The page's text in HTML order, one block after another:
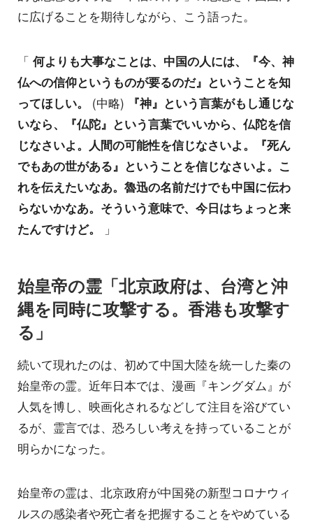
に広げることを期待しながら、こう語った。
「 何よりも大事なことは、中国の人には、『今、神
仏への信仰というものが要るのだ』ということを知
ってほしい。
(中略)
『神』という言葉がもし通じな
いなら、『仏陀』という言葉でいいから、仏陀を信
じなさいよ。人間の可能性を信じなさいよ。『死ん
でもあの世がある』ということを信じなさいよ。こ
れを伝えたいなあ。魯迅の名前だけでも中国に伝わ
らないかなあ。そういう意味で、今日はちょっと来
たんですけど。
」
始皇帝の霊「北京政府は、台湾と沖
縄を同時に攻撃する。香港も攻撃す
る」
続いて現れたのは、初めて中国大陸を統一した秦の
始皇帝の霊。近年日本では、漫画『キングダム』が
人気を博し、映画化されるなどして注目を浴びてい
るが、霊言では、恐ろしい考えを持っていることが
明らかになった。
始皇帝の霊は、北京政府が中国発の新型コロナウィ
ルスの感染者や死亡者を把握することをやめている